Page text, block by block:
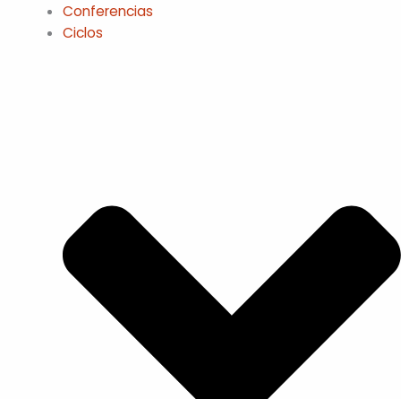
Conferencias
Ciclos